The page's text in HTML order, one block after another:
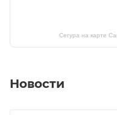
Сегура на карте
Новости